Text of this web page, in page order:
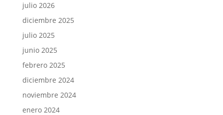
julio 2026
diciembre 2025
julio 2025
junio 2025
febrero 2025
diciembre 2024
noviembre 2024
enero 2024